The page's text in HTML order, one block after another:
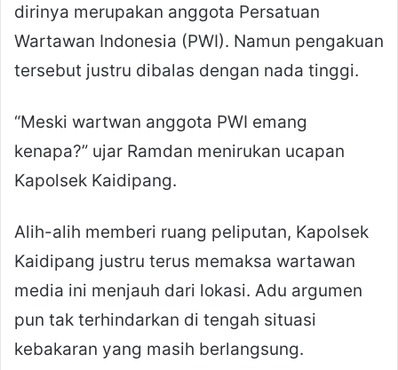
dirinya merupakan anggota Persatuan
Wartawan Indonesia (PWI). Namun pengakuan
tersebut justru dibalas dengan nada tinggi.
“Meski wartwan anggota PWI emang
kenapa?” ujar Ramdan menirukan ucapan
Kapolsek Kaidipang.
Alih-alih memberi ruang peliputan, Kapolsek
Kaidipang justru terus memaksa wartawan
media ini menjauh dari lokasi. Adu argumen
pun tak terhindarkan di tengah situasi
kebakaran yang masih berlangsung.